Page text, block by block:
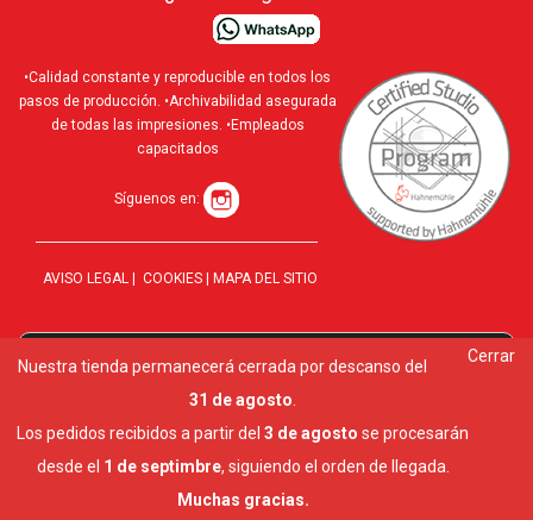
•Calidad constante y reproducible en todos los
pasos de producción. •Archivabilidad asegurada
de todas las impresiones. •Empleados
capacitados
Síguenos en:
AVISO LEGAL | COOKIES | MAPA DEL SITIO
Cerrar
Nuestra tienda permanecerá cerrada por descanso del
31 de agosto
Los pedidos recibidos a partir del 3 de agosto se procesarán
desde el 1 de septimbre, siguiendo el orden de llegada.
Muchas gracias.
Utilizamos cookies para ofrecerte la mejor experiencia en
Puedes aprender más sobre qué cookies utilizamos o
desactivarlas en los ajustes.
Aceptar Ajustes Cerrar el banner de cookies RGPD